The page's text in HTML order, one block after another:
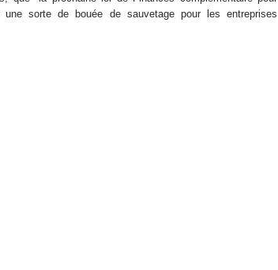
sorte de bouée de sauvetage pour les entreprises